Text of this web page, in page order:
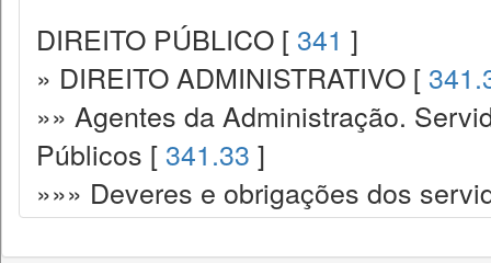
DIREITO PÚBLICO [ 341 ]
» DIREITO ADMINISTRATIVO [
»» Agentes da Administração.
Públicos [ 341.33 ]
»»» Deveres e obrigações dos